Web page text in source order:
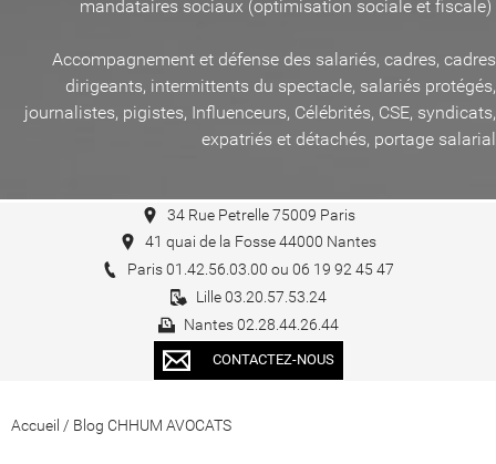
mandataires sociaux (optimisation sociale et fiscale)
Accompagnement et défense des salariés, cadres, cadres
dirigeants, intermittents du spectacle, salariés protégés,
journalistes, pigistes, Influenceurs, Célébrités, CSE, syndicats,
expatriés et détachés, portage salarial
34 Rue Petrelle 75009 Paris
41 quai de la Fosse 44000 Nantes
Paris 01.42.56.03.00 ou 06 19 92 45 47
Lille 03.20.57.53.24
Nantes 02.28.44.26.44
CONTACTEZ-NOUS
Accueil / Blog CHHUM AVOCATS